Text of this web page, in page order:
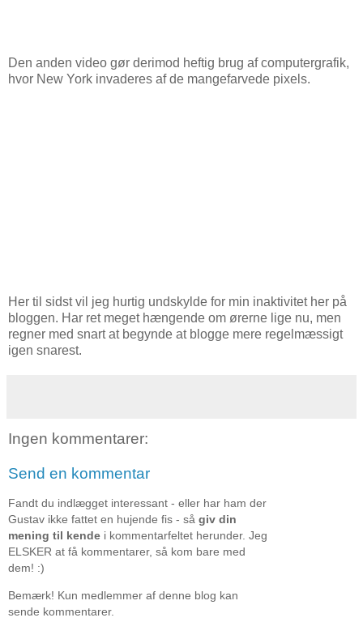
Den anden video gør derimod heftig brug af computergrafik,
hvor New York invaderes af de mangefarvede pixels.
Her til sidst vil jeg hurtig undskylde for min inaktivitet her på
bloggen. Har ret meget hængende om ørerne lige nu, men
regner med snart at begynde at blogge mere regelmæssigt
igen snarest.
Ingen kommentarer:
Send en kommentar
Fandt du indlægget interessant - eller har ham der
Gustav ikke fattet en hujende fis - så giv din
mening til kende i kommentarfeltet herunder. Jeg
ELSKER at få kommentarer, så kom bare med
dem! :)
Bemærk! Kun medlemmer af denne blog kan
sende kommentarer.